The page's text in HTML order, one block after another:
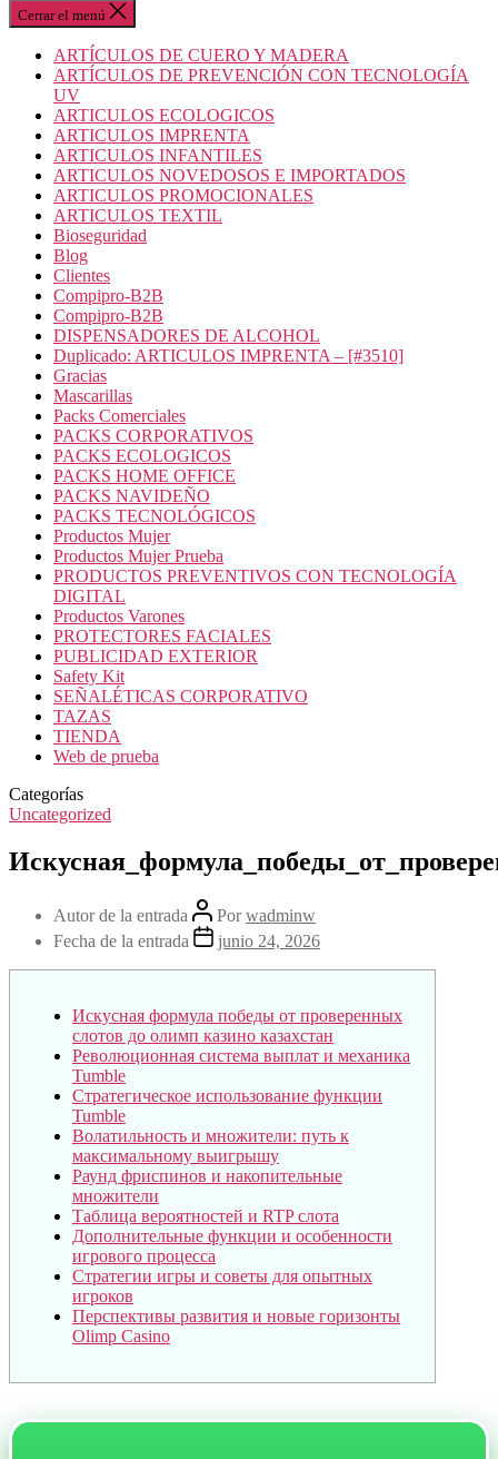
Cerrar el menú
ARTÍCULOS DE CUERO Y MADERA
ARTÍCULOS DE PREVENCIÓN CON TECNOLOGÍA
UV
ARTICULOS ECOLOGICOS
ARTICULOS IMPRENTA
ARTICULOS INFANTILES
ARTICULOS NOVEDOSOS E IMPORTADOS
ARTICULOS PROMOCIONALES
ARTICULOS TEXTIL
Bioseguridad
Blog
Clientes
Compipro-B2B
Compipro-B2B
DISPENSADORES DE ALCOHOL
Duplicado: ARTICULOS IMPRENTA – [#3510]
Gracias
Mascarillas
Packs Comerciales
PACKS CORPORATIVOS
PACKS ECOLOGICOS
PACKS HOME OFFICE
PACKS NAVIDEÑO
PACKS TECNOLÓGICOS
Productos Mujer
Productos Mujer Prueba
PRODUCTOS PREVENTIVOS CON TECNOLOGÍA
DIGITAL
Productos Varones
PROTECTORES FACIALES
PUBLICIDAD EXTERIOR
Safety Kit
SEÑALÉTICAS CORPORATIVO
TAZAS
TIENDA
Web de prueba
Categorías
Uncategorized
Autor de la entrada Porwadminw
Fecha de la entrada
junio 24, 2026
Искусная формула победы от проверенных
слотов до олимп казино казахстан
Революционная система выплат и механика
Tumble
Стратегическое использование функции
Tumble
Волатильность и множители: путь к
максимальному выигрышу
Раунд фриспинов и накопительные
множители
Таблица вероятностей и RTP слота
Дополнительные функции и особенности
игрового процесса
Стратегии игры и советы для опытных
игроков
Перспективы развития и новые горизонты
Olimp Casino